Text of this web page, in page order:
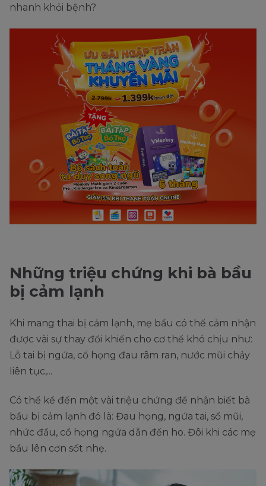
nhanh khỏi bệnh?
Những triệu chứng khi bà bầu
bị cảm lạnh
Khi mang thai bị cảm lạnh, mẹ bầu có thể cảm nhận
được vài sự thay đổi khiến cho cơ thể khó chịu như:
Lỗ tai bị ngứa, cổ họng đau râm ran, nước mũi chảy
liên tục,...
Có thể kể đến một vài triệu chứng để nhận biết bà
bầu bị cảm lạnh đó là: Đau họng, ngứa tai, sổ mũi,
nhức đầu, cổ họng ngứa dẫn đến ho. Đôi khi các mẹ
bầu lên cơn sốt nhẹ.